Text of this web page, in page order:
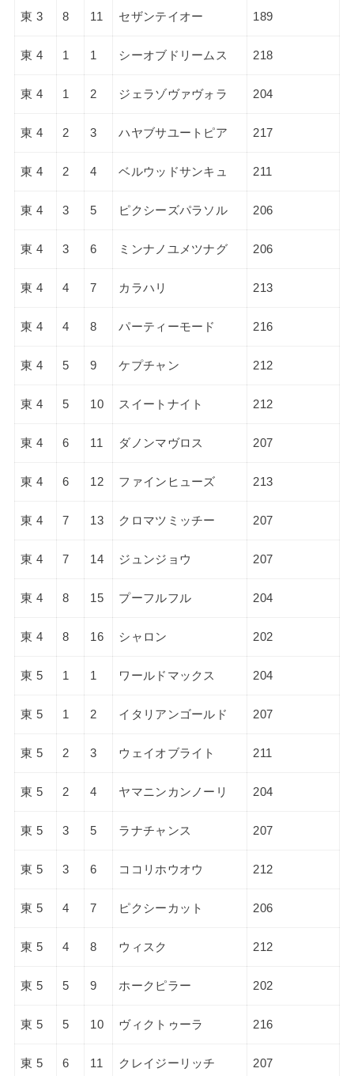
東 3 8 11 セザンテイオー 189
東 4 1 1 シーオブドリームス 218
東 4 1 2 ジェラゾヴァヴォラ 204
東 4 2 3 ハヤブサユートピア 217
東 4 2 4 ベルウッドサンキュ 211
東 4 3 5 ピクシーズパラソル 206
東 4 3 6 ミンナノユメツナグ 206
東 4 4 7 カラハリ 213
東 4 4 8 パーティーモード 216
東 4 5 9 ケプチャン 212
東 4 5 10 スイートナイト 212
東 4 6 11 ダノンマヴロス 207
東 4 6 12 ファインヒューズ 213
東 4 7 13 クロマツミッチー 207
東 4 7 14 ジュンジョウ 207
東 4 8 15 プーフルフル 204
東 4 8 16 シャロン 202
東 5 1 1 ワールドマックス 204
東 5 1 2 イタリアンゴールド 207
東 5 2 3 ウェイオブライト 211
東 5 2 4 ヤマニンカンノーリ 204
東 5 3 5 ラナチャンス 207
東 5 3 6 ココリホウオウ 212
東 5 4 7 ピクシーカット 206
東 5 4 8 ウィスク 212
東 5 5 9 ホークピラー 202
東 5 5 10 ヴィクトゥーラ 216
東 5 6 11 クレイジーリッチ 207